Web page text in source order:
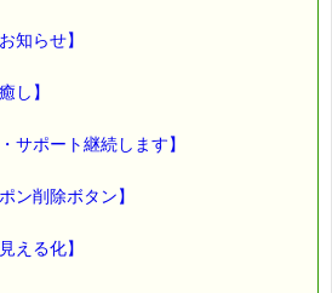
知らせ】
し】
サポート継続します】
ン削除ボタン】
える化】